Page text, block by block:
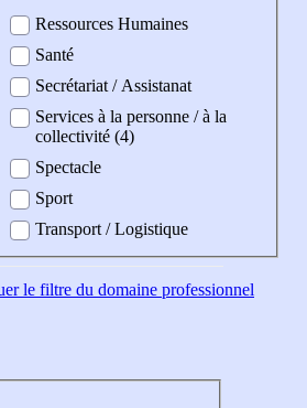
Ressources Humaines
Santé
Secrétariat / Assistanat
Services à la personne / à la
collectivité (4)
Spectacle
Sport
Transport / Logistique
le filtre du domaine professionnel